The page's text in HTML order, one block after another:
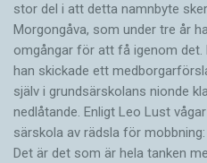
stor del i att detta namnbyte
Morgongåva, som under tre år
omgångar för att få igenom det.
han skickade ett
själv i grundsärskolans nionde
nedlåtande. Enligt Leo Lust
särskola av rädsla för
Det är det som är hela tanken